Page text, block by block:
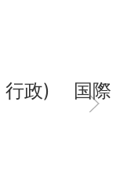
行政) 国際